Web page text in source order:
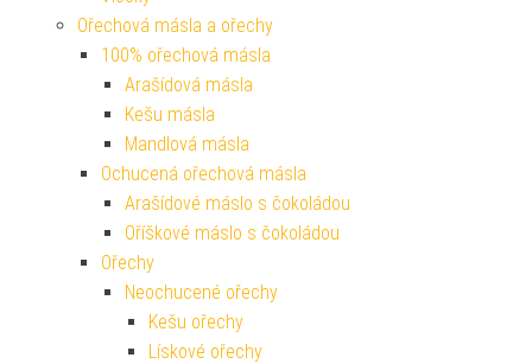
Ořechová másla a ořechy
100% ořechová másla
Arašídová másla
Kešu másla
Mandlová másla
Ochucená ořechová másla
Arašídové máslo s čokoládou
Oříškové máslo s čokoládou
Ořechy
Neochucené ořechy
Kešu ořechy
Lískové ořechy